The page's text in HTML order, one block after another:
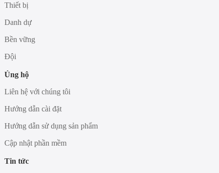
Thiết bị
Danh dự
Bền vững
Đội
Ủng hộ
Liên hệ với chúng tôi
Hướng dẫn cài đặt
Hướng dẫn sử dụng sản phẩm
Cập nhật phần mềm
Tin tức